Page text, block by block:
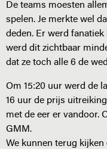
De teams moesten
spelen. Je merkte wel
deden. Er werd
werd dit zichtbaar
dat ze toch alle 6 de
Om 15:20 uur werd de
16 uur de prijs
met de eer er vandoor.
GMM.
We kunnen terug